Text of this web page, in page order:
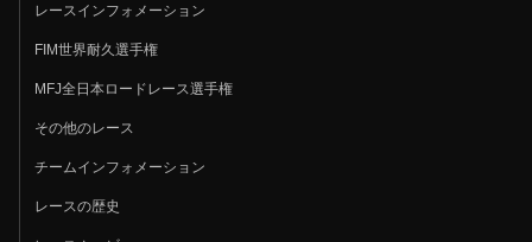
レースインフォメーション
FIM世界耐久選手権
MFJ全日本ロードレース選手権
その他のレース
チームインフォメーション
レースの歴史